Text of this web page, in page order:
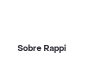
Sobre Rappi